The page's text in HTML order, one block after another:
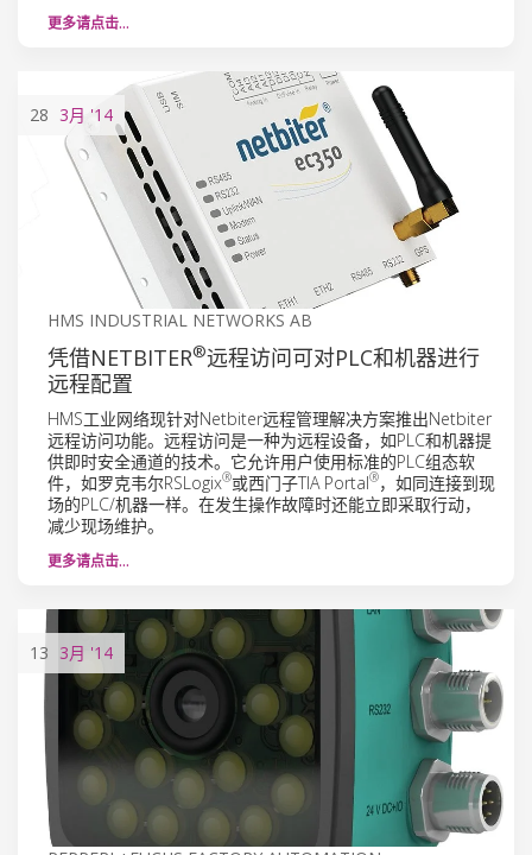
更多请点击…
28 3月 '14
HMS INDUSTRIAL NETWORKS AB
凭借NETBITER®远程访问可对PLC和机器进行
远程配置
HMS工业网络现针对Netbiter远程管理解决方案推出Netbiter
远程访问功能。远程访问是一种为远程设备，如PLC和机器提
供即时安全通道的技术。它允许用户使用标准的PLC组态软
件，如罗克韦尔RSLogix®或西门子TIA Portal®，如同连接到现
场的PLC/机器一样。在发生操作故障时还能立即采取行动，
减少现场维护。
更多请点击…
13 3月 '14